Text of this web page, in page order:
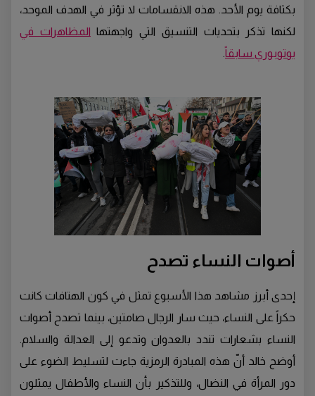
بكثافة يوم الأحد. هذه الانقسامات لا تؤثر في الهدف الموحد،
لكنها تذكر بتحديات التنسيق التي واجهتها المظاهرات في
يوتوبوري سابقاً
أصوات النساء تصدح
إحدى أبرز مشاهد هذا الأسبوع تمثل في كون الهتافات كانت
حكراً على النساء، حيث سار الرجال صامتين، بينما تصدح أصوات
النساء بشعارات تندد بالعدوان وتدعو إلى العدالة والسلام.
أوضح خالد أنّ هذه المبادرة الرمزية جاءت لتسليط الضوء على
دور المرأة في النضال، وللتذكير بأن النساء والأطفال يمثلون